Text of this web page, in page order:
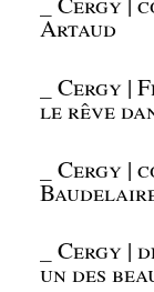
Artaud
_Cergy |
le rêve
_Cergy |
_Cergy |
un des